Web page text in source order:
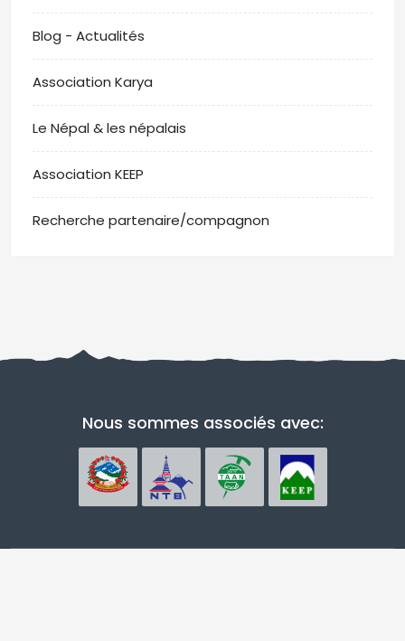
Blog - Actualités
Association Karya
Le Népal & les népalais
Association KEEP
Recherche partenaire/compagnon
Nous sommes associés avec: